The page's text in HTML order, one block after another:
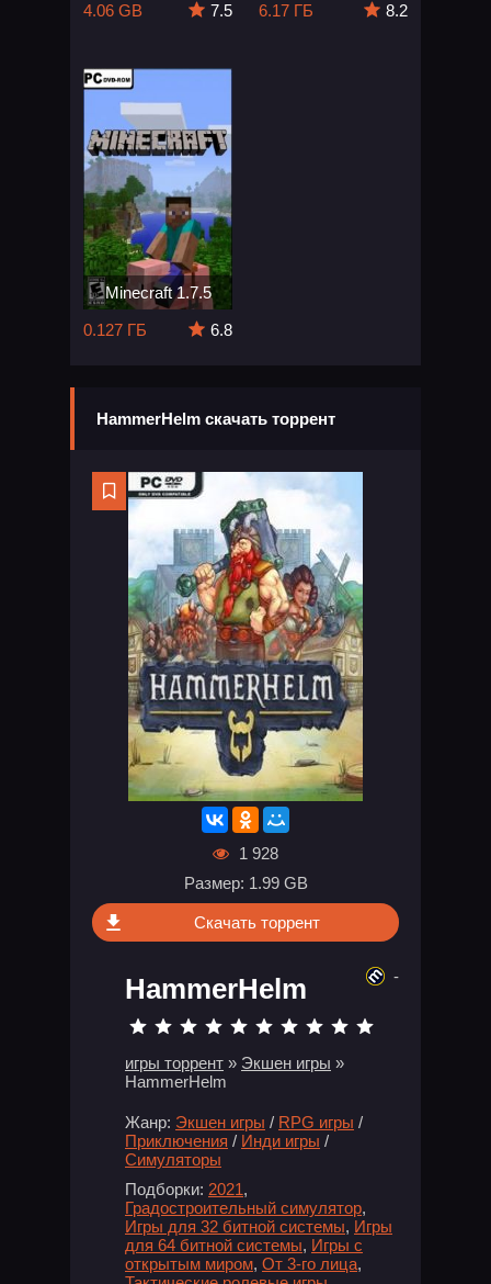
4.06 GB
7.5
6.17 ГБ
8.2
Minecraft 1.7.5
0.127 ГБ
6.8
HammerHelm скачать торрент
1 928
Размер: 1.99 GB
Скачать торрент
HammerHelm
игры торрент » Экшен игры »
HammerHelm
Жанр: Экшен игры / RPG игры /
Приключения / Инди игры /
Симуляторы
Подборки: 2021,
Градостроительный симулятор,
Игры для 32 битной системы, Игры
для 64 битной системы, Игры с
открытым миром, От 3-го лица,
-